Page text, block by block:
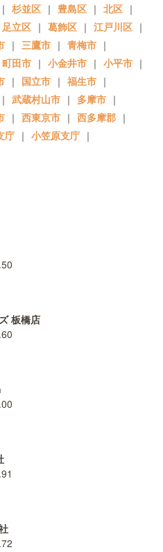
｜ 杉並区 ｜ 豊島区 ｜ 北区 ｜
足立区 ｜ 葛飾区 ｜ 江戸川区 ｜
｜ 三鷹市 ｜ 青梅市 ｜
町田市 ｜ 小金井市 ｜ 小平市 ｜
｜ 国立市 ｜ 福生市 ｜
｜ 武蔵村山市 ｜ 多摩市 ｜
｜ 西東京市 ｜ 西多摩郡 ｜
庁 ｜ 小笠原支庁 ｜
板橋店